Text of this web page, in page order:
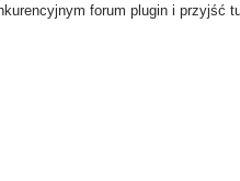
forum plugin i przyjść